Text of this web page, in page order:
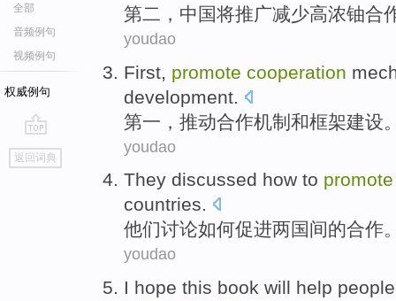
全部
音频例句
视频例句
权威例句
go
top
返回词典
第二 ， 中国将推广减少高浓铀合
youdao
First promote cooperation
development
第一 ， 推动合作机制 和框架建设
youdao
They discussed how to promote
countries.
他们讨论如何促进两国间的合作
youdao
I hope this book will help people